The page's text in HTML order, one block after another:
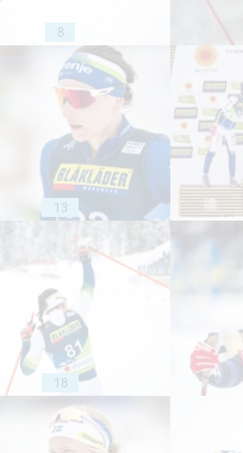
8
13
18